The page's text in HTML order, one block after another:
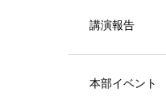
講演報告
本部イベント